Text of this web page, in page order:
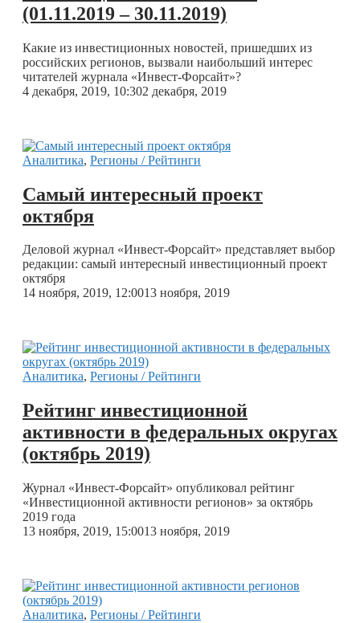
(01.11.2019 – 30.11.2019)
Какие из инвестиционных новостей, пришедших из
российских регионов, вызвали наибольший интерес
читателей журнала «Инвест-Форсайт»?
4 декабря, 2019, 10:302 декабря, 2019
Аналитика, Регионы / Рейтинги
Самый интересный проект
октября
Деловой журнал «Инвест-Форсайт» представляет выбор
редакции: самый интересный инвестиционный проект
октября
14 ноября, 2019, 12:0013 ноября, 2019
Аналитика, Регионы / Рейтинги
Рейтинг инвестиционной
активности в федеральных округах
(октябрь 2019)
Журнал «Инвест-Форсайт» опубликовал рейтинг
«Инвестиционной активности регионов» за октябрь
2019 года
13 ноября, 2019, 15:0013 ноября, 2019
Аналитика, Регионы / Рейтинги